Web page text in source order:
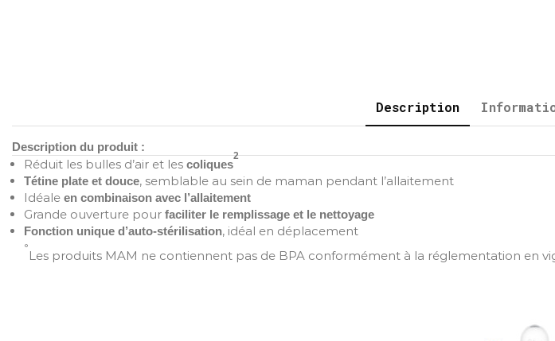
Description
Description du produit :
Réduit les bulles d’air et les coliques
2
Tétine plate et douce, semblable au sein de maman pendant l’allaitement
Idéale en combinaison avec l’allaitement
Grande ouverture pour faciliter le remplissage et le nettoyage
Fonction unique d’auto-stérilisation, idéal en déplacement
°
Les produits MAM ne contiennent pas de BPA conformément à la réglementation en